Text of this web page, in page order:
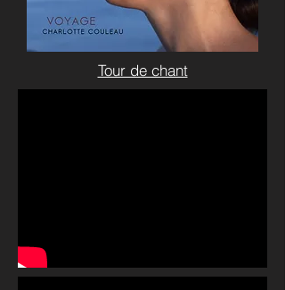
Tour de chant